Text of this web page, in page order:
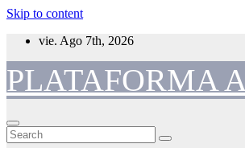
Skip to content
vie. Ago 7th, 2026
PLATAFORMA